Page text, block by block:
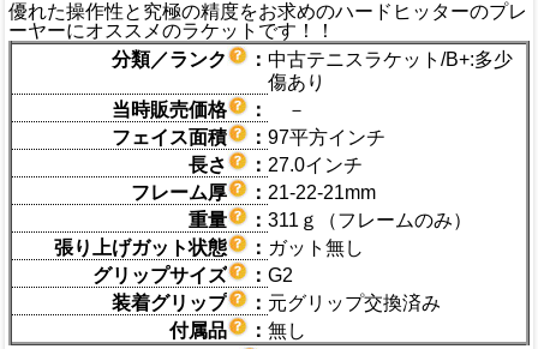
優れた操作性と究極の精度をお求めのハードヒッターのプレ
ーヤーにオススメのラケットです！！
分類／ランク
： 中古テニスラケット/B+:多少
傷あり
当時販売価格
：
－
フェイス面積
： 97平方インチ
長さ
： 27.0インチ
フレーム厚
： 21-22-21mm
重量
： 311ｇ（フレームのみ）
張り上げガット状態
： ガット無し
グリップサイズ
： G2
装着グリップ
： 元グリップ交換済み
付属品
： 無し